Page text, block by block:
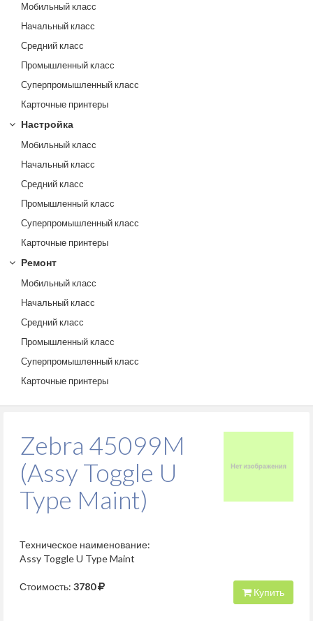
Мобильный класс
Начальный класс
Средний класс
Промышленный класс
Суперпромышленный класс
Карточные принтеры
Настройка
Мобильный класс
Начальный класс
Средний класс
Промышленный класс
Суперпромышленный класс
Карточные принтеры
Ремонт
Мобильный класс
Начальный класс
Средний класс
Промышленный класс
Суперпромышленный класс
Карточные принтеры
Zebra 45099M
(Assy Toggle U
Type Maint)
Техническое наименование:
Assy Toggle U Type Maint
Стоимость: 3780 Купить